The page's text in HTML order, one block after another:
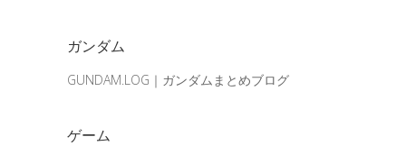
ガンダム
GUNDAM.LOG｜ガンダムまとめブログ
ゲーム